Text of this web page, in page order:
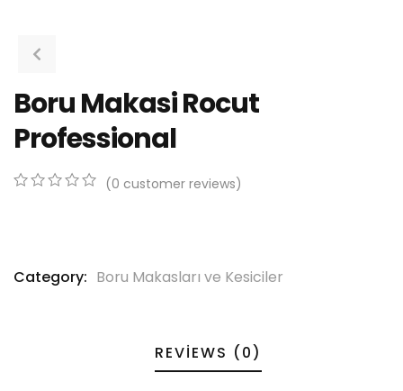
Boru Makasi Rocut
Professional
customer
(0 customer reviews)
Category: Boru Makasları ve Kesiciler
REVIEWS (0)